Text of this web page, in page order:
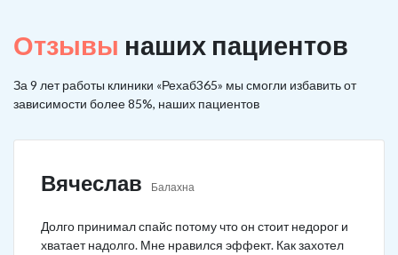
Отзывы наших пациентов
За 9 лет работы клиники «Рехаб365» мы смогли избавить от
зависимости более 85%, наших пациентов
Вячеслав Балахна
Долго принимал спайс потому что он стоит недорог и
хватает надолго. Мне нравился эффект. Как захотел